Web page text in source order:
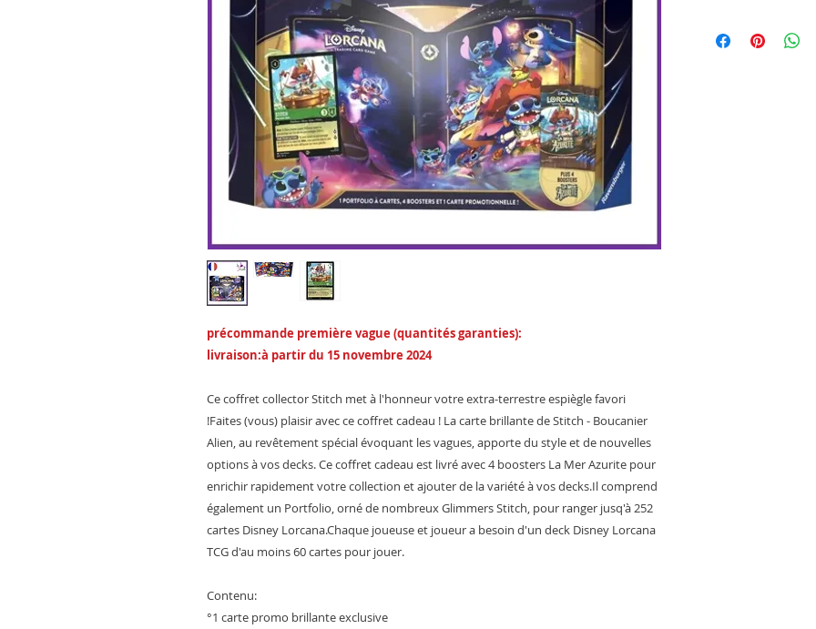
précommande première vague (quantités garanties):
livraison:à partir du 15 novembre 2024
Ce coffret collector Stitch met à l'honneur votre extra-terrestre espiègle favori
!Faites (vous) plaisir avec ce coffret cadeau ! La carte brillante de Stitch - Boucanier
Alien, au revêtement spécial évoquant les vagues, apporte du style et de nouvelles
options à vos decks. Ce coffret cadeau est livré avec 4 boosters La Mer Azurite pour
enrichir rapidement votre collection et ajouter de la variété à vos decks.Il comprend
également un Portfolio, orné de nombreux Glimmers Stitch, pour ranger jusq'à 252
cartes Disney Lorcana.Chaque joueuse et joueur a besoin d'un deck Disney Lorcana
TCG d'au moins 60 cartes pour jouer.
Contenu:
°1 carte promo brillante exclusive